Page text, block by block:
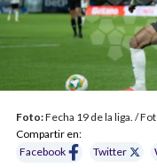
Foto:Fecha 19 de la liga. /
Compartir en:
Facebook
Twitter